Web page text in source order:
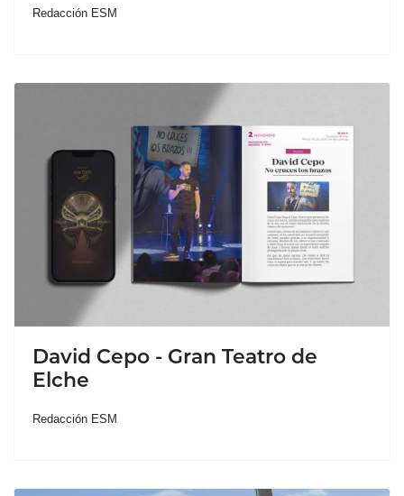
Redacción ESM
David Cepo - Gran Teatro de
Elche
Redacción ESM